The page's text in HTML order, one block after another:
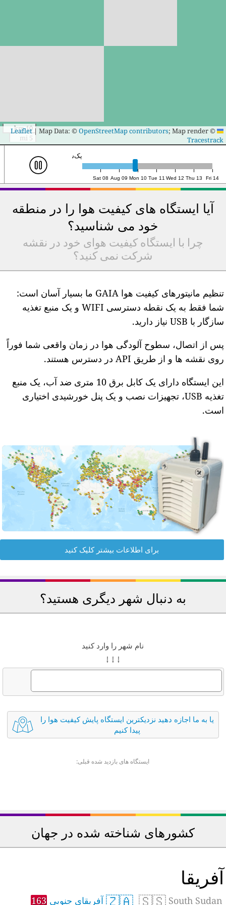
10 km
5 mi
Leaflet
|Map Data: ©OpenStreetMap contributors ; Map render ©
Tracestrack
Sat 08 Aug 09 Mon 10 Tue 11 Wed 12 Thu 13 Fri 14
دوشنبه ۱۰م، ۱۱:۰۰ (UTC)
آیا ایستگاه های کیفیت هوا را در منطقه
خود می شناسید؟
چرا با ایستگاه کیفیت هوای خود در نقشه
شرکت نمی کنید؟
تنظیم مانیتورهای کیفیت هوا GAIA ما بسیار آسان است:
شما فقط به یک نقطه دسترسی WIFI و یک منبع تغذیه
سازگار با USB نیاز دارید.
پس از اتصال، سطوح آلودگی هوا در زمان واقعی شما فوراً
روی نقشه ها و از طریق API در دسترس هستند.
این ایستگاه دارای یک کابل برق 10 متری ضد آب، یک منبع
تغذیه USB، تجهیزات نصب و یک پنل خورشیدی اختیاری
است.
برای اطلاعات بیشتر کلیک کنید
به دنبال شهر دیگری هستید؟
نام شهر را وارد کنید
↓ ↓ ↓
یا به ما اجازه دهید نزدیکترین ایستگاه پایش کیفیت هوا را
پیدا کنیم
ایستگاه های بازدید شده قبلی:
کشورهای شناخته شده در جهان
آفریقا
South Sudan آفریقای جنوبی 163